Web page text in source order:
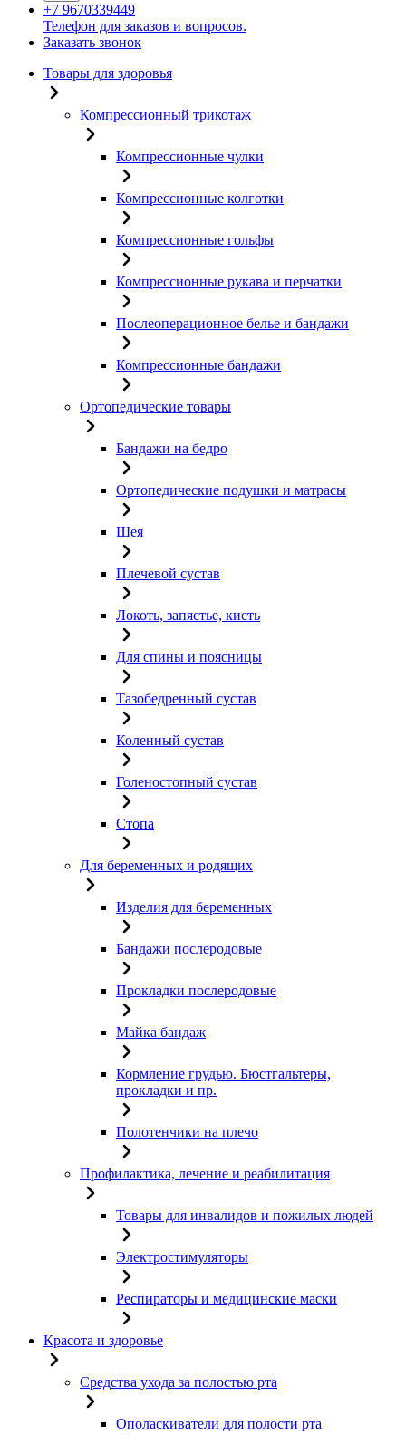
+7 9670339449
Телефон для заказов и вопросов.
Заказать звонок
Товары для здоровья
Компрессионный трикотаж
Компрессионные чулки
Компрессионные колготки
Компрессионные гольфы
Компрессионные рукава и перчатки
Послеоперационное белье и бандажи
Компрессионные бандажи
Ортопедические товары
Бандажи на бедро
Ортопедические подушки и матрасы
Шея
Плечевой сустав
Локоть, запястье, кисть
Для спины и поясницы
Тазобедренный сустав
Коленный сустав
Голеностопный сустав
Стопа
Для беременных и родящих
Изделия для беременных
Бандажи послеродовые
Прокладки послеродовые
Майка бандаж
Кормление грудью. Бюстгальтеры,
прокладки и пр.
Полотенчики на плечо
Профилактика, лечение и реабилитация
Товары для инвалидов и пожилых людей
Электростимуляторы
Респираторы и медицинские маски
Красота и здоровье
Средства ухода за полостью рта
Ополаскиватели для полости рта